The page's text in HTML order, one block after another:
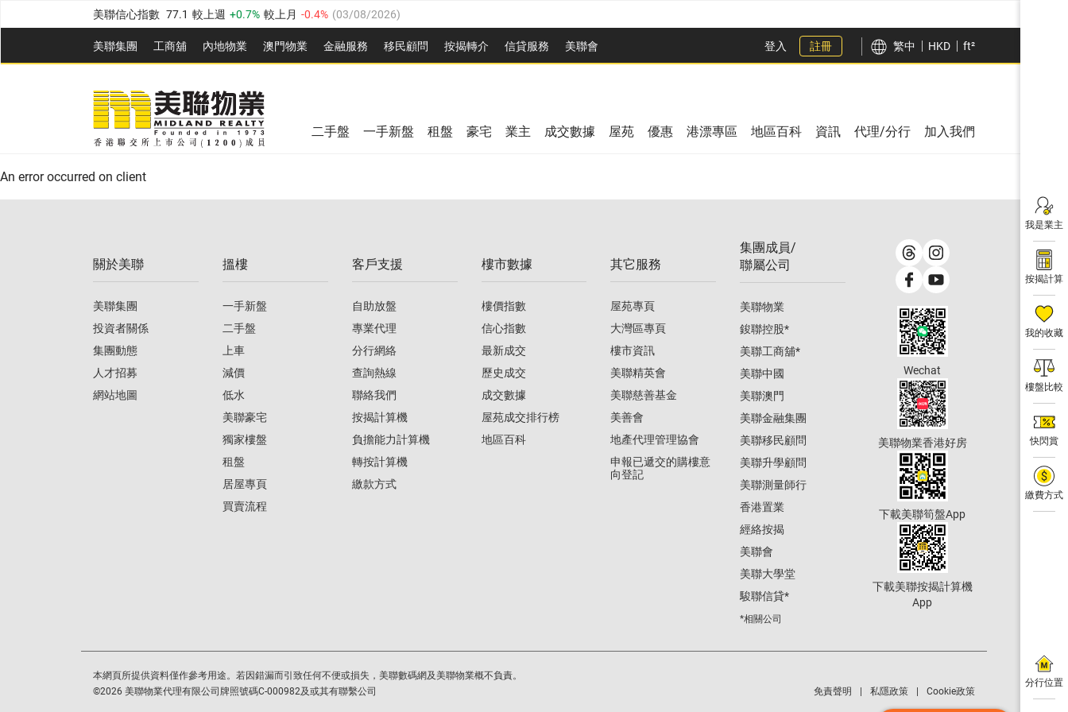
美聯信心指數 77.1 較上週 0.7% 較上月 -0.4% (03/08/2026)
全港樓價指數 149.1 較上週 0% 較上月 0.4% (03/08/2026)
港島樓價指數 157.4 較上週 -0.3% 較上月 -0.8% (03/08/2026)
九龍樓價指數 156.4 較上週 -0.1%
新界樓價指數 134.8 較上週 0.1% 0.9% 03/08/2026
美聯信心指數 77.1 較上週 0.7% 較上月
美聯集團 工商舖 內地物業 澳門物業 金融服務 移民顧問 按揭轉介 信貸服務 美聯會
全港樓價指數 149.1 較上週 0% 較上月
美聯信心指數 較上週 0.7% 03/08/2026)
登入 註冊 繁中 HKD ft²
我是業主
按揭計算
我的收藏
樓盤比較
快閃賞
繳費方式
分行位置
二手盤 一手新盤 租盤 豪宅 業主 成交數據 屋苑 優惠 港漂專區 地區百科 資訊 代理/分行 加入我們
An error occurred on client
關於美聯
美聯集團
投資者關係
集團動態
人才招募
網站地圖
搵樓
一手新盤
二手盤
上車
減價
低水
美聯豪宅
獨家樓盤
租盤
居屋專頁
買賣流程
客戶支援
自助放盤
專業代理
分行網絡
查詢熱線
聯絡我們
按揭計算機
負擔能力計算機
轉按計算機
繳款方式
樓市數據
樓價指數
信心指數
最新成交
歷史成交
成交數據
屋苑成交排行榜
地區百科
其它服務
屋苑專頁
大灣區專頁
樓市資訊
美聯精英會
美聯慈善基金
美善會
地產代理管理協會
申報已遞交的購樓意
向登記
集團成員/
聯屬公司
美聯物業
鋑聯控股*
美聯工商舖*
美聯中國
美聯澳門
美聯金融集團
美聯移民顧問
美聯升學顧問
美聯測量師行
香港置業
經絡按揭
美聯會
美聯大學堂
駿聯信貸*
*相關公司
Wechat
美聯物業香港好房
下載美聯筍盤App
下載美聯按揭計算機
App
本網頁所提供資料僅作參考用途。若因錯漏而引致任何不便或損失，美聯數碼網及美聯物業概不負責。
©2026 美聯物業代理有限公司牌照號碼C-000982及或其有聯繫公司 免責聲明 私隱政策 Cookie政策